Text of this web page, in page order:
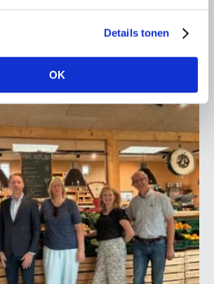
Details tonen
OK
het melkveebedrijf van Jolmer de